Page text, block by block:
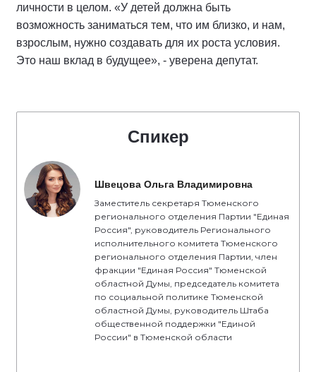
личности в целом. «У детей должна быть
возможность заниматься тем, что им близко, и нам,
взрослым, нужно создавать для их роста условия.
Это наш вклад в будущее», - уверена депутат.
Спикер
Швецова Ольга Владимировна
Заместитель секретаря Тюменского
регионального отделения Партии "Единая
Россия", руководитель Регионального
исполнительного комитета Тюменского
регионального отделения Партии, член
фракции "Единая Россия" Тюменской
областной Думы, председатель комитета
по социальной политике Тюменской
областной Думы, руководитель Штаба
общественной поддержки "Единой
России" в Тюменской области